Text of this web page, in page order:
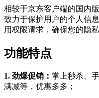
相较于京东客户端的国内
致力于保护用户的个人信
用权限请求，确保您的隐
功能特点
1. 劲爆促销： 掌上秒杀、
满减等，优惠多多；